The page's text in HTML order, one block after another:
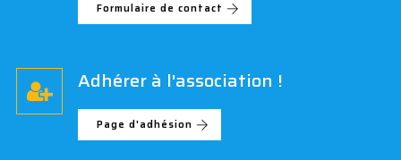
Formulaire de contact
Adhérer à l'association !
Page d'adhésion